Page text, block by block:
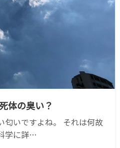
体の臭い？
匂いですよね。 それは何故
学に詳…